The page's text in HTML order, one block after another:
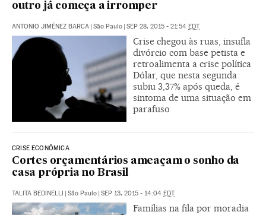
outro já começa a irromper
ANTONIO JIMÉNEZ BARCA | São Paulo | SEP 28, 2015 - 21:54 EDT
Crise chegou às ruas, insufla
divórcio com base petista e
retroalimenta a crise política
Dólar, que nesta segunda
subiu 3,37% após queda, é
sintoma de uma situação em
parafuso
CRISE ECONÔMICA
Cortes orçamentários ameaçam o sonho da
casa própria no Brasil
TALITA BEDINELLI | São Paulo | SEP 13, 2015 - 14:04 EDT
Famílias na fila por moradia